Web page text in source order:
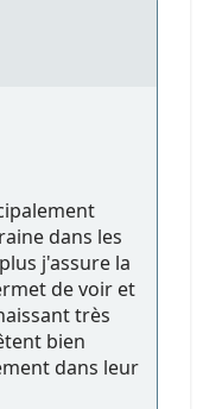
dans les
j'assure la
de voir et
très
bien
dans leur